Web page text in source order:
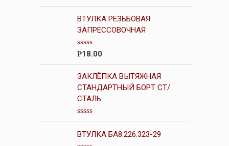
и
з
5
ц
е
к
а
и
з
ВТУЛКА РЕЗЬБОВАЯ
ЗАПРЕССОВОЧНАЯ
О
н
к
а
0
з
5
Р18.00
ЗАКЛЁПКА ВЫТЯЖНАЯ
СТАНДАРТНЫЙ БОРТ СТ/
СТАЛЬ
О
ц
е
ВТУЛКА БА8.226.323-29